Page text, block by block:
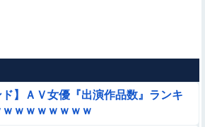
ド】ＡＶ女優『出演作品数』ランキ
ｗｗｗｗｗｗｗ